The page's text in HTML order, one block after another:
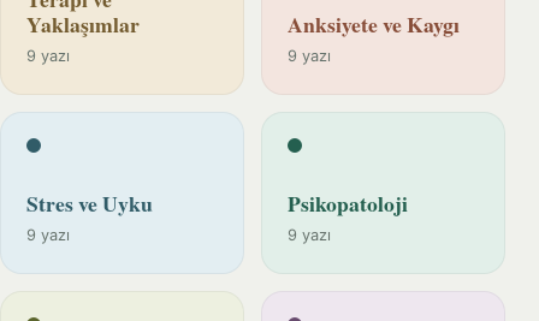
Yaklaşımlar
9 yazı
Anksiyete ve Kaygı
9 yazı
Stres ve Uyku
9 yazı
Psikopatoloji
9 yazı